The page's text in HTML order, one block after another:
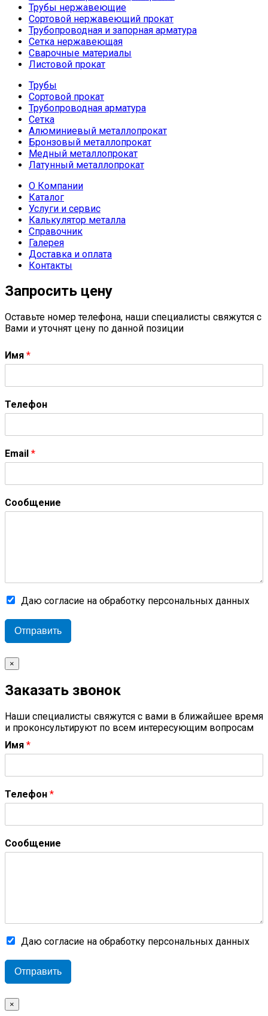
Трубы нержавеющие
Сортовой нержавеющий прокат
Трубопроводная и запорная арматура
Сетка нержавеющая
Сварочные материалы
Листовой прокат
Трубы
Сортовой прокат
Трубопроводная арматура
Сетка
Алюминиевый металлопрокат
Бронзовый металлопрокат
Медный металлопрокат
Латунный металлопрокат
О Компании
Каталог
Услуги и сервис
Калькулятор металла
Справочник
Галерея
Доставка и оплата
Контакты
Запросить цену
Оставьте номер телефона, наши специалисты свяжутся с
Вами и уточнят цену по данной позиции
Имя *
Телефон
Email *
Сообщение
Даю согласие на обработку персональных данных
Отправить
×
Заказать звонок
Наши специалисты свяжутся с вами в ближайшее время
и проконсультируют по всем интересующим вопросам
Имя *
Телефон *
Сообщение
Даю согласие на обработку персональных данных
Отправить
×